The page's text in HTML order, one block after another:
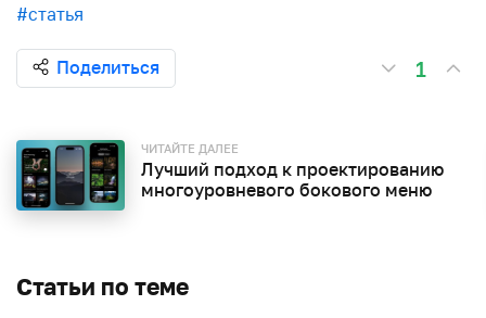
#статья
Поделиться 1
ЧИТАЙТЕ ДАЛЕЕ
Лучший подход к проектированию
многоуровневого бокового меню
Статьи по теме